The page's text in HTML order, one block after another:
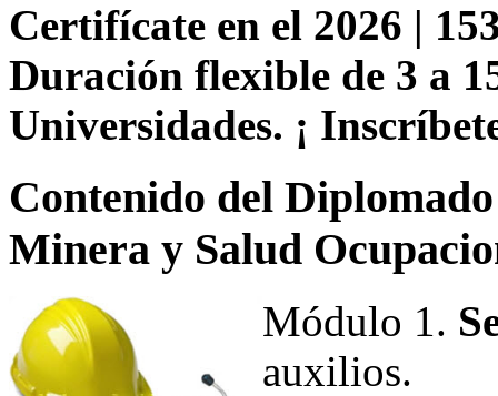
Certifícate en el 2026 |
Duración flexible de 3 a
Universidades. ¡
Contenido del
Minera y Salud
Módulo 1.
auxilios.